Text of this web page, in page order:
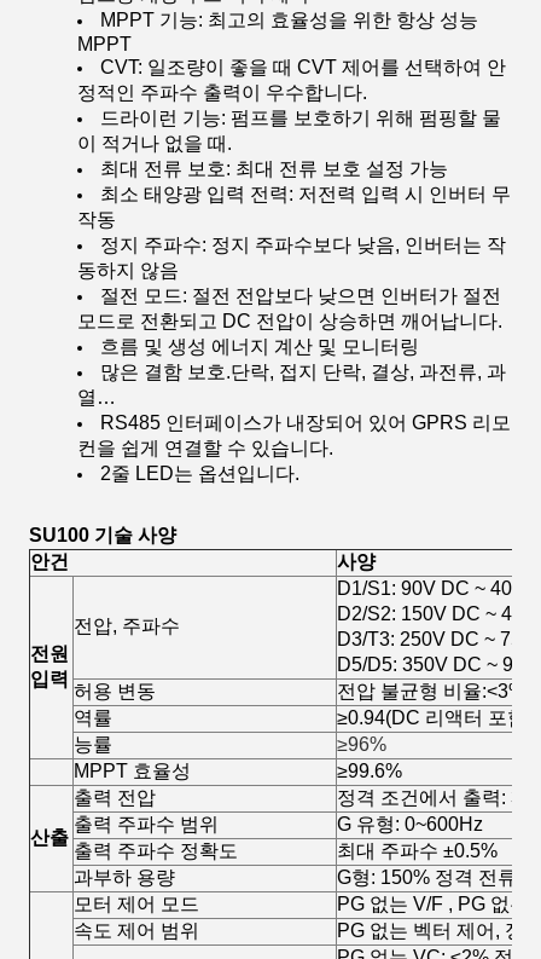
MPPT 기능: 최고의 효율성을 위한 항상 성능
MPPT
CVT: 일조량이 좋을 때 CVT 제어를 선택하여 안
정적인 주파수 출력이 우수합니다.
드라이런 기능: 펌프를 보호하기 위해 펌핑할 물
이 적거나 없을 때.
최대 전류 보호: 최대 전류 보호 설정 가능
최소 태양광 입력 전력: 저전력 입력 시 인버터 무
작동
정지 주파수: 정지 주파수보다 낮음, 인버터는 작
동하지 않음
절전 모드: 절전 전압보다 낮으면 인버터가 절전
모드로 전환되고 DC 전압이 상승하면 깨어납니다.
흐름 및 생성 에너지 계산 및 모니터링
많은 결함 보호.단락, 접지 단락, 결상, 과전류, 과
열…
RS485 인터페이스가 내장되어 있어 GPRS 리모
컨을 쉽게 연결할 수 있습니다.
2줄 LED는 옵션입니다.
SU100 기술 사양
안건
사양
전원
입력
전압, 주파수
D1/S1: 90V DC ~
D2/S2: 150V DC ~
D3/T3: 250V DC ~
D5/D5: 350V DC ~
허용 변동
전압 불균형 비율:<3%;
역률
≥0.94(DC 리액터 포함)
능률
≥96%
MPPT 효율성
≥99.6%
산출
출력 전압
정격 조건에서 출력: 3
출력 주파수 범위
G 유형: 0~600Hz
출력 주파수 정확도
최대 주파수 ±0.5%
과부하 용량
G형: 150% 정격 전류/1
모터 제어 모드
PG 없는 V/F , PG 없는
속도 제어 범위
PG 없는 벡터 제어, 정